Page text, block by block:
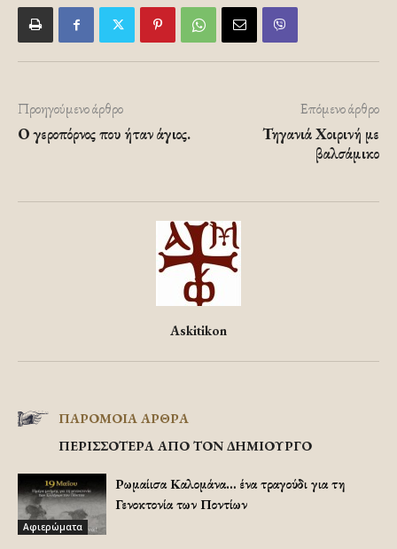
Προηγούμενο άρθρο
Ο γεροπόρνος που ήταν άγιος.
Επόμενο άρθρο
Τηγανιά Χοιρινή με
βαλσάμικο
Askitikon
ΠΑΡΟΜΟΙΑ ΑΡΘΡΑ
ΠΕΡΙΣΣΟΤΕΡΑ ΑΠΟ ΤΟΝ ΔΗΜΙΟΥΡΓΟ
Αφιερώματα
Ρωμαίισα Καλομάνα… ένα τραγούδι για τη
Γενοκτονία των Ποντίων